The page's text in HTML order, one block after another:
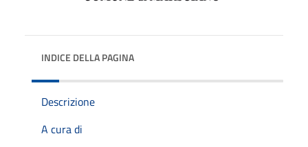
INDICE DELLA PAGINA
Descrizione
A cura di